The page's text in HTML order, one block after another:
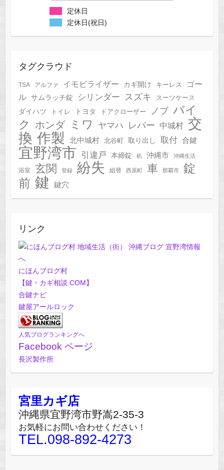
定休日
定休日(祝日)
タグクラウド
TSA アルファ イモビライザー カギ開け キーレス
ゴー
ル サムラッチ錠 シリンダー スズキ
スーツケース
ダイハツ
トイレ トヨタ ドアクローザー ノブ バイ
ク
ホンダ ミワ ヤマハ レバー 中城村 交
換 作製 北中城村 北谷町 取り出し 取付 合鍵
宜野湾市 引違戸 本締錠 机 沖縄市 沖縄生活
浴室 玄関 登録 紛失 組替 西原町 車 那覇市
錠
前 鍵 鍵穴
リンク
にほんブログ村
【鍵・カギ相談.COM】
合鍵ナビ
鍵屋アールロック
人気ブログランキングへ
Facebook ページ
長沢製作所
宮里カギ店
沖縄県宜野湾市野嵩2-35-3
お気軽にお問い合わせください！
TEL.098-892-4273